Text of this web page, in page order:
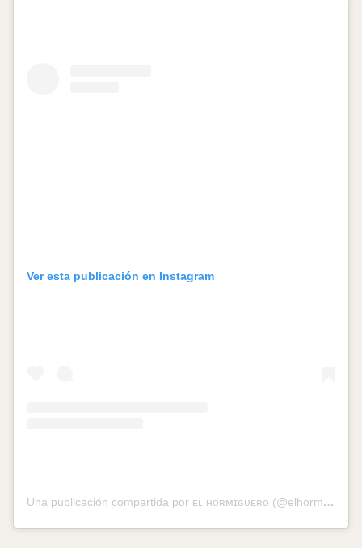
Ver esta publicación en Instagram
Una publicación compartida por ᴇʟ ʜᴏʀᴍɪɢᴜᴇʀᴏ (@elhormiguero)